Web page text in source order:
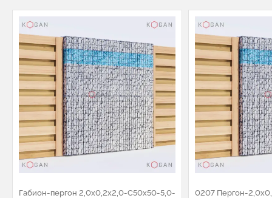
Габион-пергон 2,0х0,2х2,0-С50х50-5,0-
0207 Пергон-